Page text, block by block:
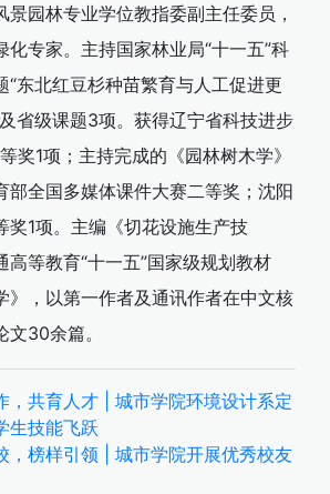
景园林专业学位教指委副主任委员，
化专家。主持国家林业局“十一五”科
“东北红豆杉种苗繁育与人工促进更
省级课题3项。获得辽宁省科技进步
奖1项；主持完成的《园林树木学》
部全国多媒体课件大赛二等奖；沈阳
奖1项。主编《切花设施生产技
高等教育“十一五”国家级规划教材
》，以第一作者及通讯作者在中文核
30余篇。
，共育人才 | 城市学院环境设计系定
生技能飞跃
，榜样引领 | 城市学院开展优秀校友